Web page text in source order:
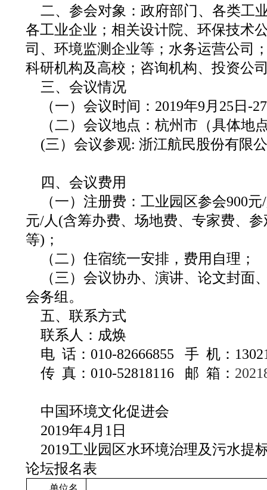
二、参会对象：政府部门、各类工
各工业企业；相关设计院、环保技术
司、环境监测企业等；水务运营公司
科研机构及高校；咨询机构、投资公
三、会议情况
（一）会议时间：2019年9月25日-
（二）会议地点：杭州市（具体地
(三）会议参观: 浙江航民股份有限
四、会议费用
（一）注册费：工业园区参会900
元/人(含筹办费、场地费、专家费、
等)；
（二）住宿统一安排，费用自理；
（三）会议协办、演讲、论文封面
会务组。
五、联系方式
联系人：成焕
电 话：010-82666855 手 机：
传 真：010-52818116 邮 箱：
中国环境文化促进会
2019年4月1日
2019工业园区水环境治理及污水提
论坛报名表
单位名